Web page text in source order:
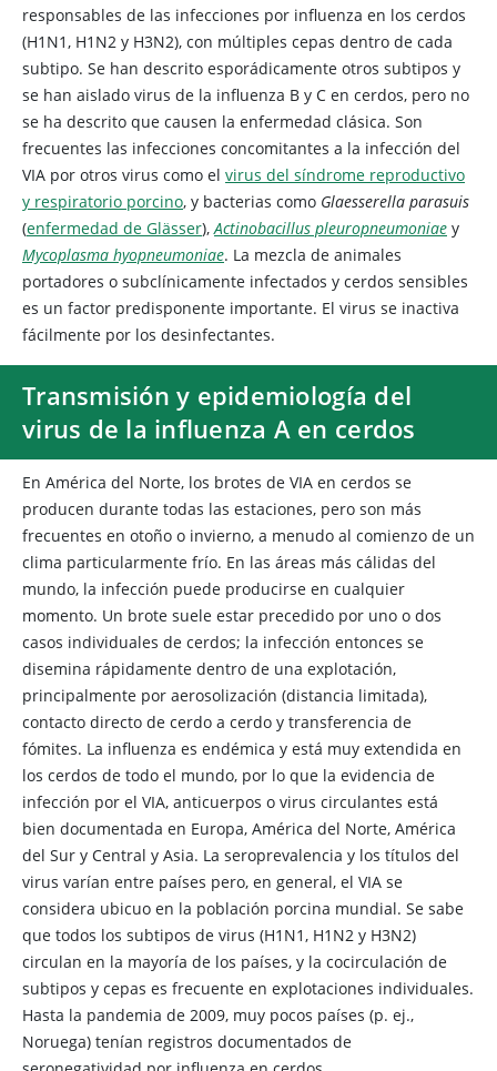
responsables de las infecciones por influenza en los cerdos
(H1N1, H1N2 y H3N2), con múltiples cepas dentro de cada
subtipo. Se han descrito esporádicamente otros subtipos y
se han aislado virus de la influenza B y C en cerdos, pero no
se ha descrito que causen la enfermedad clásica. Son
frecuentes las infecciones concomitantes a la infección del
VIA por otros virus como el virus del síndrome reproductivo
y respiratorio porcino, y bacterias como Glaesserella parasuis
(enfermedad de Glässer),Actinobacillus pleuropneumoniae y
Mycoplasma hyopneumoniae. La mezcla de animales
portadores o subclínicamente infectados y cerdos sensibles
es un factor predisponente importante. El virus se inactiva
fácilmente por los desinfectantes.
Transmisión y epidemiología del
virus de la influenza A en cerdos
En América del Norte, los brotes de VIA en cerdos se
producen durante todas las estaciones, pero son más
frecuentes en otoño o invierno, a menudo al comienzo de un
clima particularmente frío. En las áreas más cálidas del
mundo, la infección puede producirse en cualquier
momento. Un brote suele estar precedido por uno o dos
casos individuales de cerdos; la infección entonces se
disemina rápidamente dentro de una explotación,
principalmente por aerosolización (distancia limitada),
contacto directo de cerdo a cerdo y transferencia de
fómites. La influenza es endémica y está muy extendida en
los cerdos de todo el mundo, por lo que la evidencia de
infección por el VIA, anticuerpos o virus circulantes está
bien documentada en Europa, América del Norte, América
del Sur y Central y Asia. La seroprevalencia y los títulos del
virus varían entre países pero, en general, el VIA se
considera ubicuo en la población porcina mundial. Se sabe
que todos los subtipos de virus (H1N1, H1N2 y H3N2)
circulan en la mayoría de los países, y la cocirculación de
subtipos y cepas es frecuente en explotaciones individuales.
Hasta la pandemia de 2009, muy pocos países (p. ej.,
Noruega) tenían registros documentados de